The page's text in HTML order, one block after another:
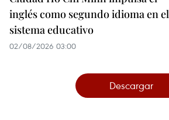
inglés como segundo idioma en el
sistema educativo
02/08/2026 03:00
Descargar